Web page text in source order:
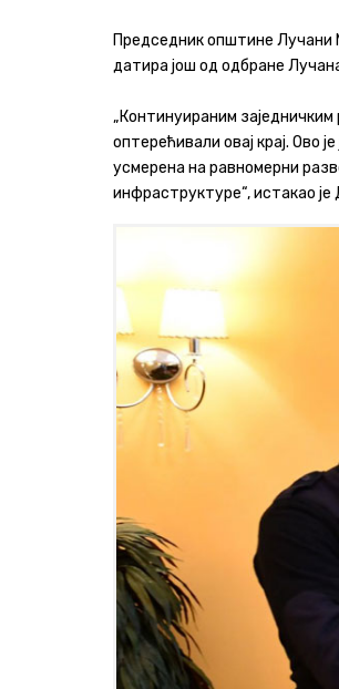
Председник општине Лучани
датира још од одбране
„Континуираним
оптерећивали овај крај. Ово
усмерена на равномерни
инфраструктуре“, истакао је